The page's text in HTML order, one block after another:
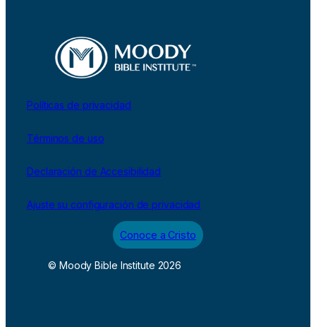
Políticas de privacidad
Términos de uso
Declaración de Accesibilidad
Ajuste su configuración de privacidad
Conoce a Cristo
© Moody Bible Institute 2026